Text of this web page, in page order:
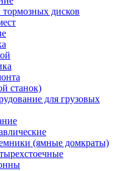
дисков
станок)
для грузовых
(ямные домкраты)